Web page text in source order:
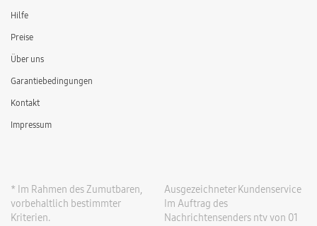
Hilfe
Preise
Über uns
Garantiebedingungen
Kontakt
Impressum
* Im Rahmen des Zumutbaren,
vorbehaltlich bestimmter
Kriterien.
Ausgezeichneter Kundenservice
Im Auftrag des
Nachrichtensenders ntv von 01